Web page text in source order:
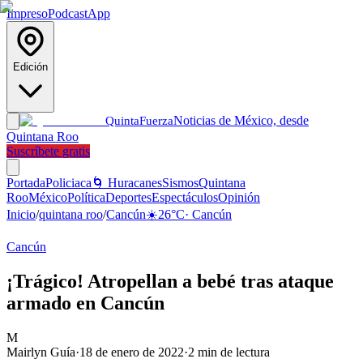
ImpresoPodcastApp
Edición
QuintaFuerzaNoticias de México, desde
Quintana Roo
Suscríbete gratis
PortadaPoliciaca 🌀 HuracanesSismosQuintana
RooMéxicoPolíticaDeportesEspectáculosOpinión
Inicio/quintana roo/Cancún☀️26°C· Cancún
Cancún
¡Trágico! Atropellan a bebé tras ataque
armado en Cancún
M
Mairlyn Guía·18 de enero de 2022·2 min de lectura